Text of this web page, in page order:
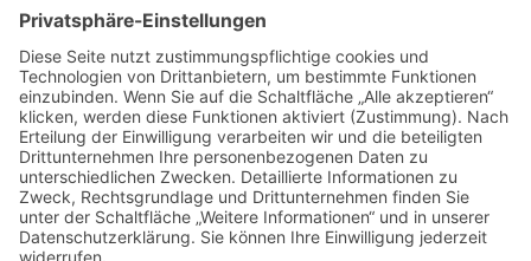
Sprachaufgaben mühelos
Vom Kern zur Ernte: So legst du den Grundstein
für deinen Erfolg im Homegrow
Effiziente Wassernutzung im Brandschutz: Was
Lagerstrategien wirklich verändern können
Trennungen ohne Fallstricke: So schützen Sie Ihr
Vermögen und Ihre Rechte im Familienalltag